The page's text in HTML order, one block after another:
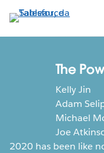
Pular
para
o
The
Kelly Jin
Adam
Michael
Joe
2020 has been like